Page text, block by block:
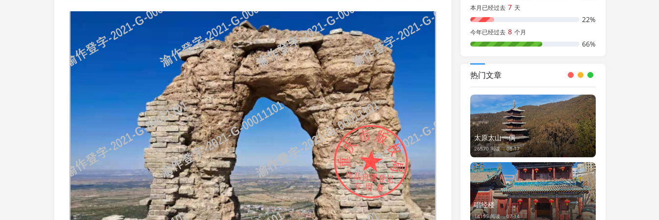
本月已经过去 7 天
22%
今年已经过去 8 个月
66%
热门文章
太原太山一偶
26570 阅读 ，08-17
唱经楼
14195 阅读 ，07-14